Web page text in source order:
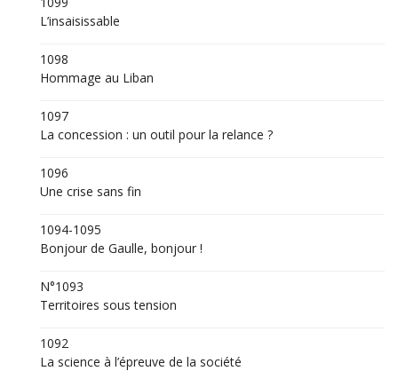
L’insaisissable
1098
Hommage au Liban
1097
La concession : un outil pour la relance ?
1096
Une crise sans fin
1094-1095
Bonjour de Gaulle, bonjour !
N°1093
Territoires sous tension
1092
La science à l’épreuve de la société